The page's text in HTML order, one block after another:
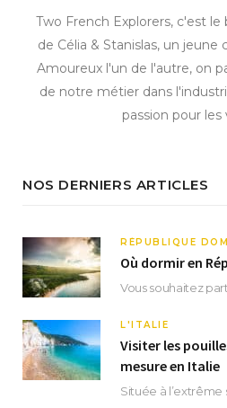
Two French Explorers, c'est
de Célia & Stanislas, un jeune
Amoureux l'un de l'autre, on
de notre métier dans
passion pour les
NOS DERNIERS ARTICLES
RÉPUBLIQUE
Où dormir en
L'ITALIE
Visiter les
mesure en Italie